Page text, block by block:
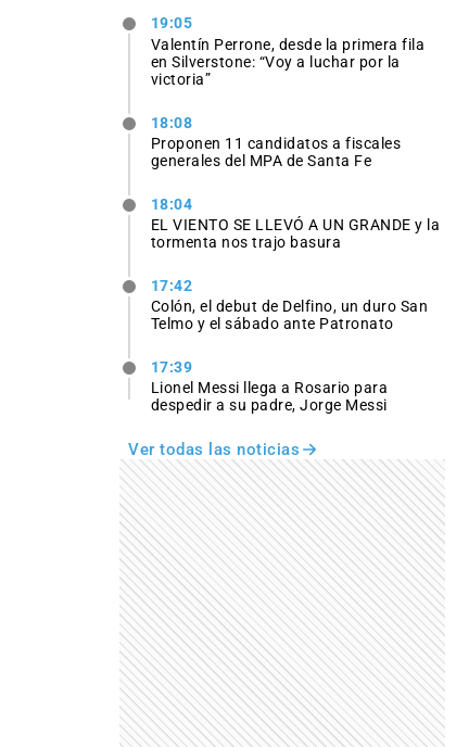
19:05
Valentín Perrone, desde la primera fila
en Silverstone: “Voy a luchar por la
victoria”
18:08
Proponen 11 candidatos a fiscales
generales del MPA de Santa Fe
18:04
EL VIENTO SE LLEVÓ A UN GRANDE y la
tormenta nos trajo basura
17:42
Colón, el debut de Delfino, un duro San
Telmo y el sábado ante Patronato
17:39
Lionel Messi llega a Rosario para
despedir a su padre, Jorge Messi
Ver todas las noticias